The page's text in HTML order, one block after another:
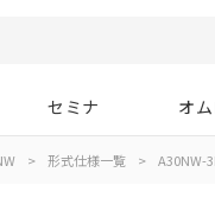
セミナ オ
> 形式仕様一覧 > A30NW-